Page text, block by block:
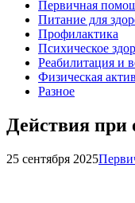
Первичная
Питание для
Профилактика
Психическое
Реабилитация и
Физическая
Разное
Действия при
25 сентября 2025